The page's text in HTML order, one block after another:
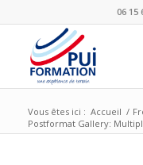
06 15
Vous êtes ici : Accueil /
Postformat Gallery: